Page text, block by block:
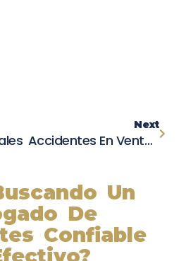
Next
Accidentes En Ventura: 3 Eventos Desafortunados Separados En Una Noche
Un
De
Confiable